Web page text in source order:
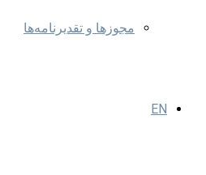
مجوزها و تقدیرنامه‌ها
EN